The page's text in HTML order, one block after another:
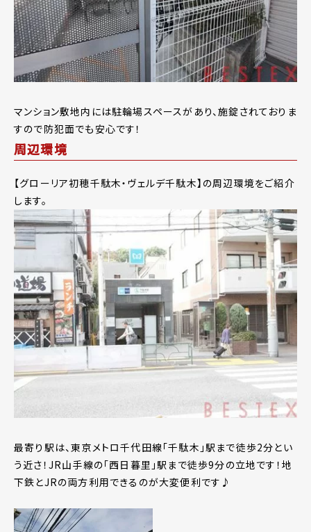
マンション敷地内には駐輪場スペースがあり、施錠されておりま
すので防犯面でも安心です！
周辺環境
【グローリア初穂千駄木・ヴェルデ千駄木】の周辺環境をご紹介
します。
最寄り駅は、東京メトロ千代田線「千駄木」駅まで徒歩2分とい
う近さ！JR山手線の「西日暮里」駅まで徒歩9分の立地です！地
下鉄とJRの両方利用できるのが大変便利です♪